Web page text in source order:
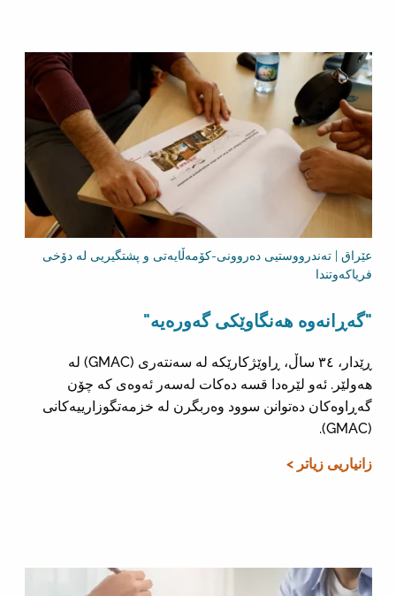
عێراق | تەندرووستیی دەروونی-کۆمەڵایەتی و پشتگیریی لە دۆخی
فریاکەوتندا
"گەڕانەوە هەنگاوێکی گەورەیە"
ڕێدار، ٣٤ ساڵ، ڕاوێژکارێکە لە سەنتەری (GMAC) لە
هەولێر. ئەو لێرەدا قسە دەکات لەسەر ئەوەی کە چۆن
گەڕاوەکان دەتوانن سوود وەربگرن لە خزمەتگوزارییەکانی
(GMAC).
زانیاریی زیاتر >